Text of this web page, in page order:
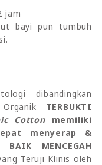
jam
bayi pun tumbuh
dibandingkan
TERBUKTI
Cottonmemiliki
menyerap &
MENCEGAH
Teruji Klinis oleh